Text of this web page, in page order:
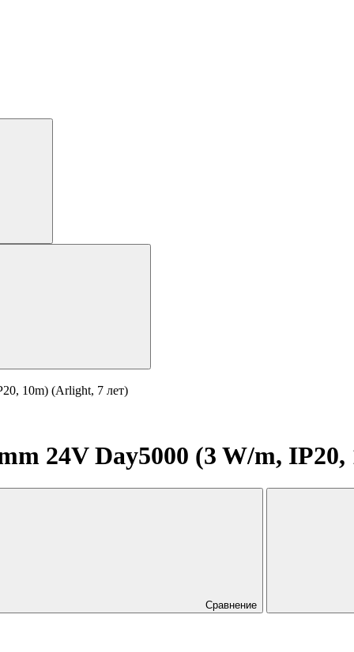
10m) (Arlight, 7 лет)
24V Day5000 (3 W/m,
Сравнение